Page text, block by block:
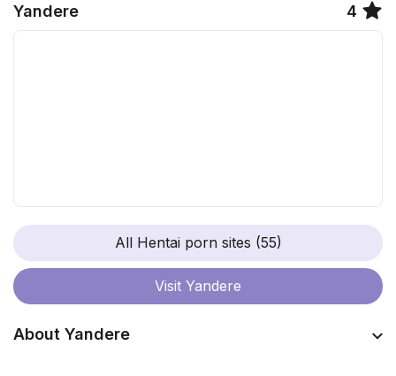
Yandere 4
All Hentai porn sites (55)
Visit Yandere
About Yandere